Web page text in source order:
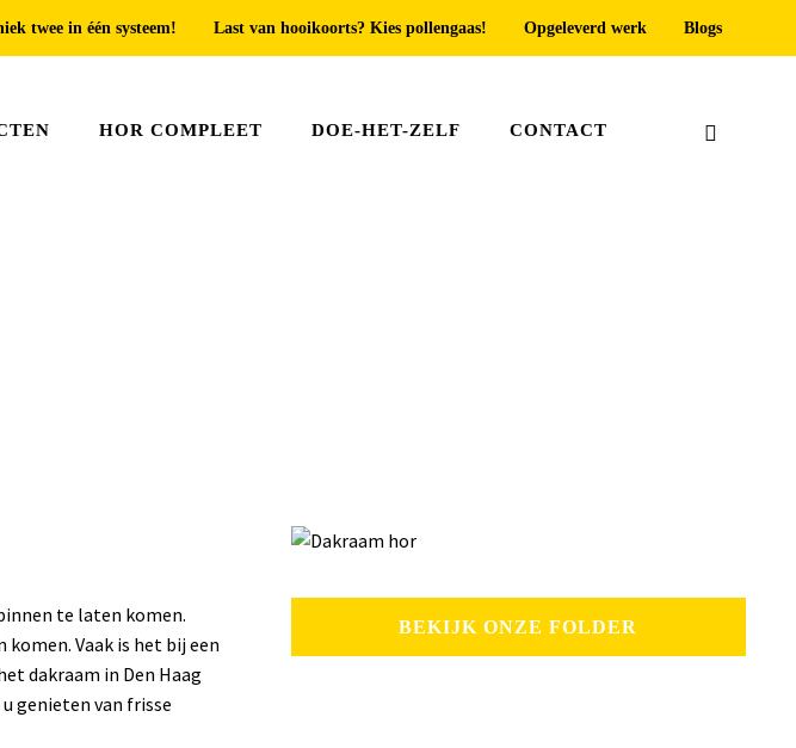
twee in één systeem! Last van hooikoorts? Kies pollengaas! Opgeleverd werk Blogs
HOR COMPLEET DOE-HET-ZELF CONTACT
te laten komen.
Vaak is het bij een
dakraam in Den Haag
genieten van frisse
BEKIJK ONZE FOLDER